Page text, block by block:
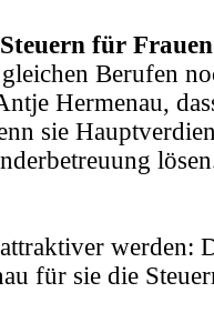
für Frauen
Berufen
Hermenau,
sie
werden:
für sie die